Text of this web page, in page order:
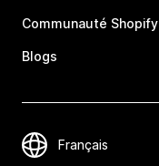
Communauté Shopify
Blogs